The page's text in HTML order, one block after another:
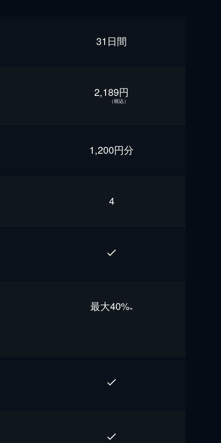
31日間
2,189円
（税込）
1,200円分
4
最⼤40%※